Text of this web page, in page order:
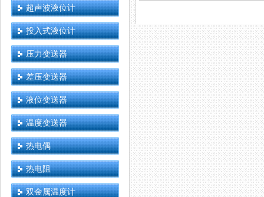
超声波液位计
投入式液位计
压力变送器
差压变送器
液位变送器
温度变送器
热电偶
热电阻
双金属温度计